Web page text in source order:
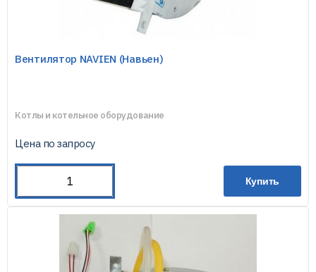
Вентилятор NAVIEN (Навьен)
Котлы и котельное оборудование
Цена по запросу
Купить